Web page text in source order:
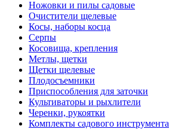
Ножовки и пилы садовые
Очистители щелевые
Косы, наборы косца
Серпы
Косовища, крепления
Метлы, щетки
Щетки щелевые
Плодосъемники
Приспособления для заточки
Культиваторы и рыхлители
Черенки, рукоятки
Комплекты садового инструмента